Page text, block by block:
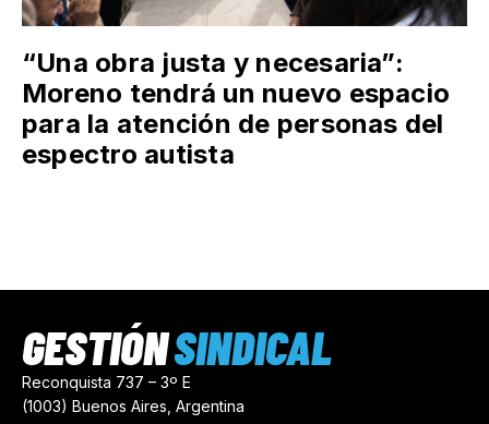
“Una obra justa y necesaria”:
Moreno tendrá un nuevo espacio
para la atención de personas del
espectro autista
Reconquista 737 – 3º E
(1003) Buenos Aires, Argentina
GESTIÓNSINDICAL